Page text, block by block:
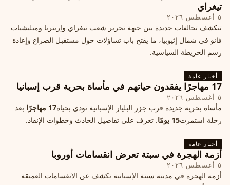
تيغراي
٥ أغسطس ٢٠٢٦
تتكشف تحالفات جديدة بين جبهة تحرير شعب تيغراي وإريتريا وميليشيات
فانو في شمال إثيوبيا، ما يفتح باب تساؤلات حول مستقبل الصراع وإعادة
رسم الخريطة السياسية.
أخبار عامة
17 مهاجرًا يفقدون حياتهم في مأساة بحرية قرب إسبانيا
٥ أغسطس ٢٠٢٦
مأساة بحرية جديدة قرب جزر البليار الإسبانية تودي بحياة17 مهاجرًا
بعد
رحلة استمرت15 يومًا . تعرف على تفاصيل الحادث وخطوات الإنقاذ.
أخبار عامة
أزمة الهجرة في سبتة تعرض انقسامات أوروبا
٥ أغسطس ٢٠٢٦
أزمة الهجرة في مدينة سبتة الإسبانية تكشف عن الانقسامات العميقة